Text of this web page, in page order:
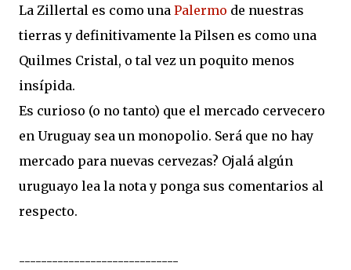
La Zillertal es como una Palermo de nuestras
tierras y definitivamente la Pilsen es como una
Quilmes Cristal, o tal vez un poquito menos
insípida.
Es curioso (o no tanto) que el mercado cervecero
en Uruguay sea un monopolio. Será que no hay
mercado para nuevas cervezas? Ojalá algún
uruguayo lea la nota y ponga sus comentarios al
respecto.
-----------------------------